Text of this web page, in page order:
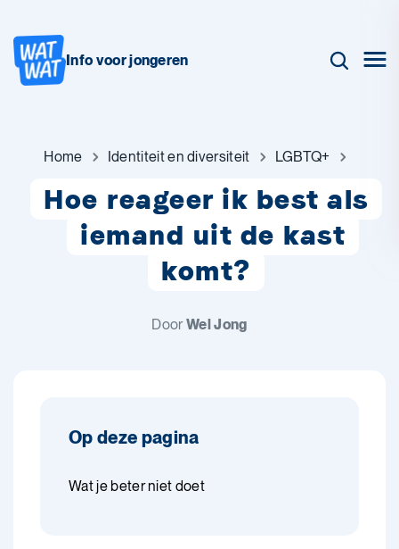
Info voor jongeren
Home Identiteit en diversiteit LGBTQ+
Hoe reageer ik best als
iemand uit de kast
komt?
DoorWel Jong
Op deze pagina
Wat je beter niet doet